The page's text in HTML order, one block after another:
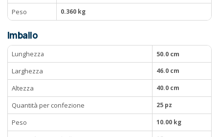
Peso 0.360 kg
Imballo
Lunghezza
50.0 cm
Larghezza
46.0 cm
Altezza 40.0 cm
Quantità per confezione 25 pz
Peso 10.00 kg